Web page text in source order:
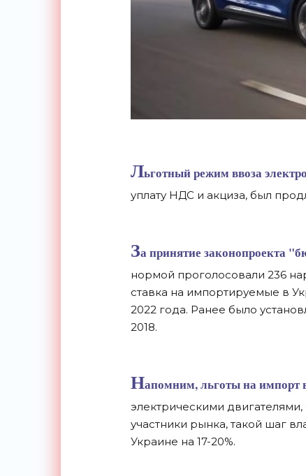
Льготный режим ввоза
уплату НДС и акциза, был
За принятие законопроекта
нормой проголосовали 236
ставка на импортируемые в
2022 года. Ранее было
2018.
Напомним, льготы на импорт
электрическими двигателями,
участники рынка, такой шаг
Украине на 17-20%.